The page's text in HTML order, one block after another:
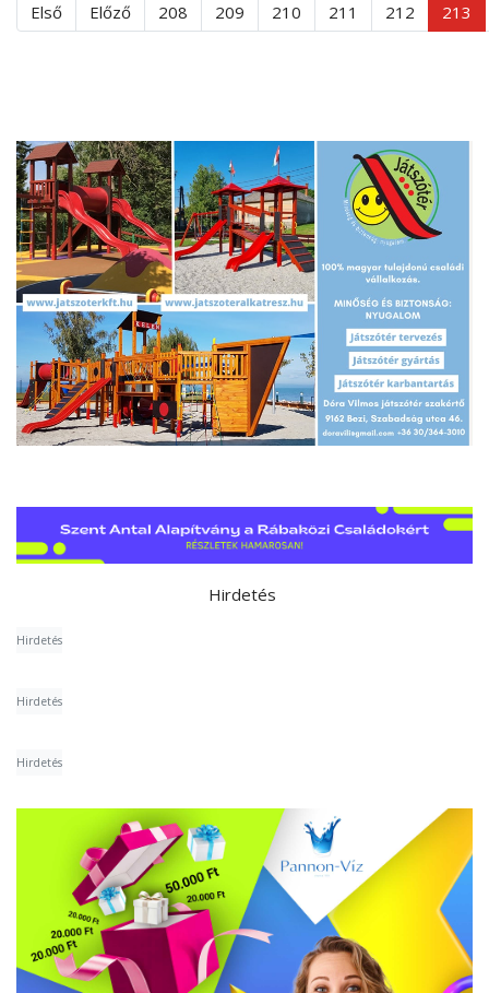
Első Előző 208 209 210 211 212 213
Hirdetés
Hirdetés
Hirdetés
Hirdetés